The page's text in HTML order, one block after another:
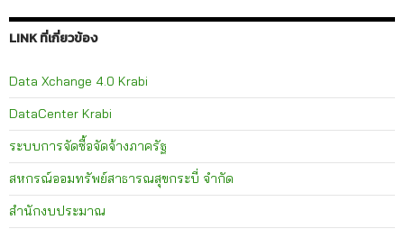
LINK ที่เกี่ยวข้อง
Data Xchange 4.0 Krabi
DataCenter Krabi
ระบบการจัดซื้อจัดจ้างภาครัฐ
สหกรณ์ออมทรัพย์สาธารณสุขกระบี่ จำกัด
สำนักงบประมาณ